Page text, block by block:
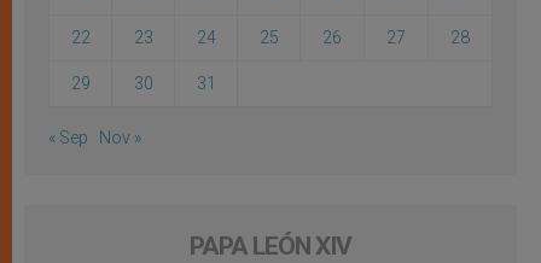
22 23 24 25 26 27 28
29 30 31
« Sep Nov »
PAPA LEÓN XIV